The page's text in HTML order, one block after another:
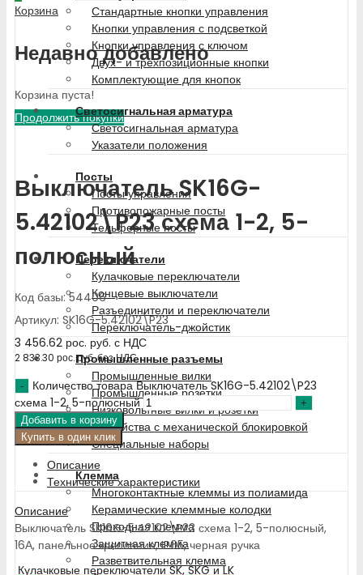
Корзина
Недавно добавлено
Корзина пуста!
Продолжить покупки
Стандартные кнопки управления
Кнопки управления с подсветкой
Кнопки управления с ключом
Двух- и трехпозиционные кнопки
Комплектующие для кнопок
Светосигнальная арматура
Светосигнальная арматура
Указатели положения
Посты
Посты управления
Противопожарные посты
Тельферные посты
Переключатели
Кулачковые переключатели
Концевые выключатели
Разъединители и переключатели
Переключатель-джойстик
Промышленные разъемы
Промышленные вилки
Промышленные розетки
Низковольтные вилки и розетки
Устройства с механической блокировкой
Специальные наборы
Клемма
Многоконтактные клеммы из полиамида
Керамические клеммные колодки
Проходная клемма
Защитная клемма
Разветвительная клемма
Выключатель SK16G-
5.42102\P23 схема 1-2, 5-
полюсный
Код базы: 54406
Артикул: SK16G-5.42102\P23
3 456.62 рос. руб. с НДС
2 833.30 рос. руб.без НДС
Количество товара Выключатель SK16G-5.42102\P23
схема 1-2, 5-полюсный
Добавить в корзину
Купить в один клик
Описание
Технические характеристики
Описание
Выключатель SK16G-5.42102\P23 схема 1-2, 5-полюсный,
16А, панельное крепление, IP65, черная ручка
Кулачковые переключатели SK, SKG и LK